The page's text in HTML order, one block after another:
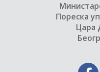
Пореска
Цара